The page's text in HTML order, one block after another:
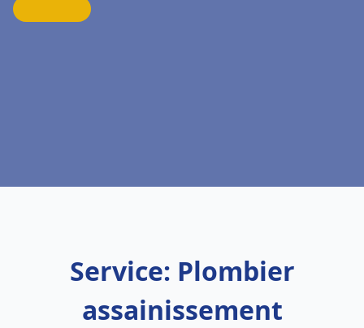
Service: Plombier
assainissement